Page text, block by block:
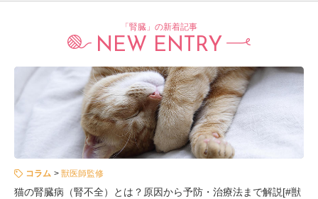
「腎臓」の新着記事
NEW ENTRY
コラム 獣医師監修
猫の腎臓病（腎不全）とは？原因から予防・治療法まで解説[#獣